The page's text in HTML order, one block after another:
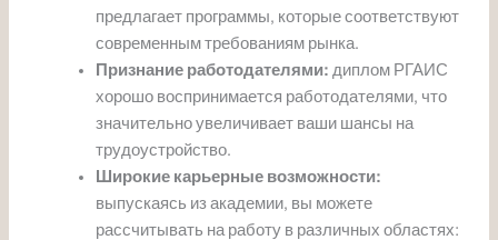
предлагает программы, которые соответствуют
современным требованиям рынка.
Признание работодателями: диплом РГАИС
хорошо воспринимается работодателями, что
значительно увеличивает ваши шансы на
трудоустройство.
Широкие карьерные возможности:
выпускаясь из академии, вы можете
рассчитывать на работу в различных областях: